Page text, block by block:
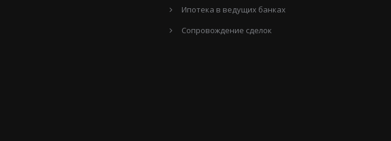
Ипотека в ведущих банках
Сопровождение сделок